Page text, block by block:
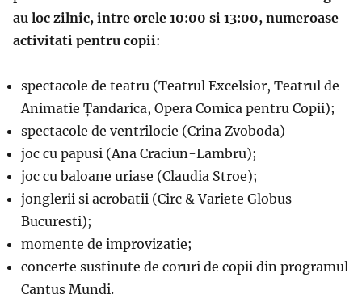
au loc zilnic, intre orele 10:00 si 13:00, numeroase
activitati pentru copii:
spectacole de teatru (Teatrul Excelsior, Teatrul de
Animatie Țandarica, Opera Comica pentru Copii);
spectacole de ventrilocie (Crina Zvoboda)
joc cu papusi (Ana Craciun-Lambru);
joc cu baloane uriase (Claudia Stroe);
jonglerii si acrobatii (Circ & Variete Globus
Bucuresti);
momente de improvizatie;
concerte sustinute de coruri de copii din programul
Cantus Mundi.